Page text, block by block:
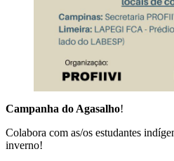
Campanha do Agasalho!
Colabora com as/os estudantes
inverno!